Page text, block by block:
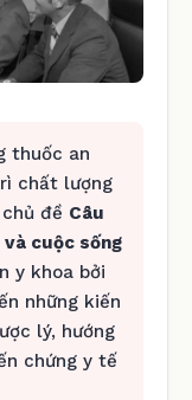
thuốc an
chất lượng
đề Câu
và cuộc sống
y khoa bởi
những kiến
lý, hướng
chứng y tế